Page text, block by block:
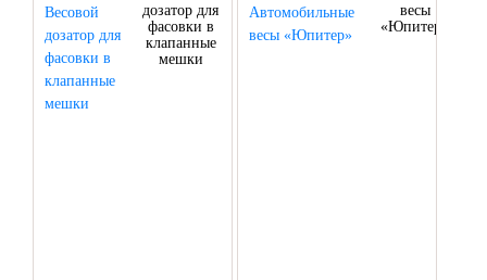
дозатор для
фасовки в
клапанные
мешки
весы
«Юпитер»